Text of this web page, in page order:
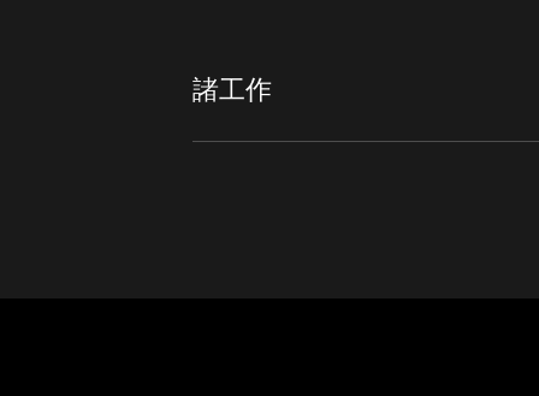
諸工作